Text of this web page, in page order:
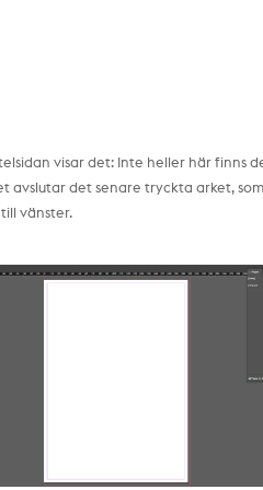
visar det: Inte heller här finns
avslutar det senare tryckta arket,
vänster.